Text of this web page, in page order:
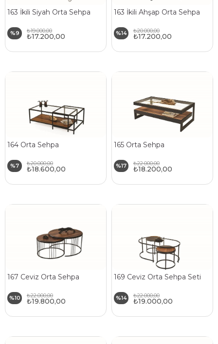
163 İkili Siyah Orta Sehpa
%9 ₺17.200,00
₺19.000,00
163 İkili Ahşap Orta Sehpa
%14 ₺17.200,00
₺20.000,00
164 Orta Sehpa
%7 ₺18.600,00
₺20.000,00
165 Orta Sehpa
%17 ₺18.200,00
₺22.000,00
167 Ceviz Orta Sehpa
%10 ₺19.800,00
₺22.000,00
169 Ceviz Orta Sehpa Seti
%14 ₺19.000,00
₺22.000,00